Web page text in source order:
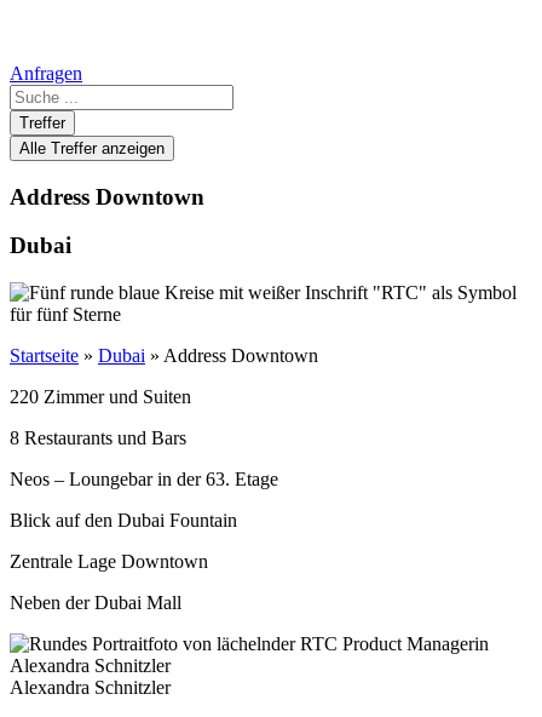
Anfragen
Search
...Treffer
Alle Treffer anzeigen
Address Downtown
Dubai
Startseite » Dubai » Address Downtown
220 Zimmer und Suiten
8 Restaurants und Bars
Neos – Loungebar in der 63. Etage
Blick auf den Dubai Fountain
Zentrale Lage Downtown
Neben der Dubai Mall
Alexandra Schnitzler